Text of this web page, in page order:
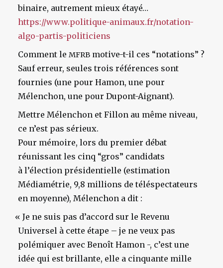
binaire, autrement mieux étayé…
https://www.politique-animaux.fr/notation-
algo-partis-politiciens
Comment le MFRB motive-t-il ces “notations” ?
Sauf erreur, seules trois références sont
fournies (une pour Hamon, une pour
Mélenchon, une pour Dupont-Aignant).
Mettre Mélenchon et Fillon au même niveau,
ce n’est pas sérieux.
Pour mémoire, lors du premier débat
réunissant les cinq “gros” candidats
à l’élection présidentielle (estimation
Médiamétrie, 9,8 millions de téléspectateurs
en moyenne), Mélenchon a dit :
« Je ne suis pas d’accord sur le Revenu
Universel à cette étape – je ne veux pas
polémiquer avec Benoît Hamon -, c’est une
idée qui est brillante, elle a cinquante mille